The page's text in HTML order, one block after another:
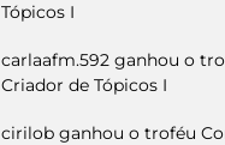
Tópicos I
carlaafm.592 ganhou o
Criador de Tópicos I
cirilob ganhou o troféu